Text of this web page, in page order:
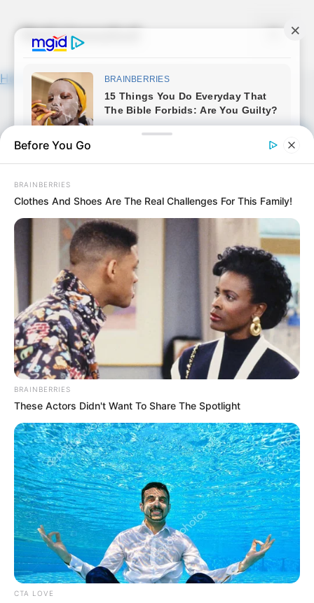
contentNoticiassalud Menu
Home»News Video Capítulo 19
Before You Go
BRAINBERRIES
Clothes And Shoes Are The Real Challenges For This Family!
BRAINBERRIES
These Actors Didn't Want To Share The Spotlight
CTA LOVE